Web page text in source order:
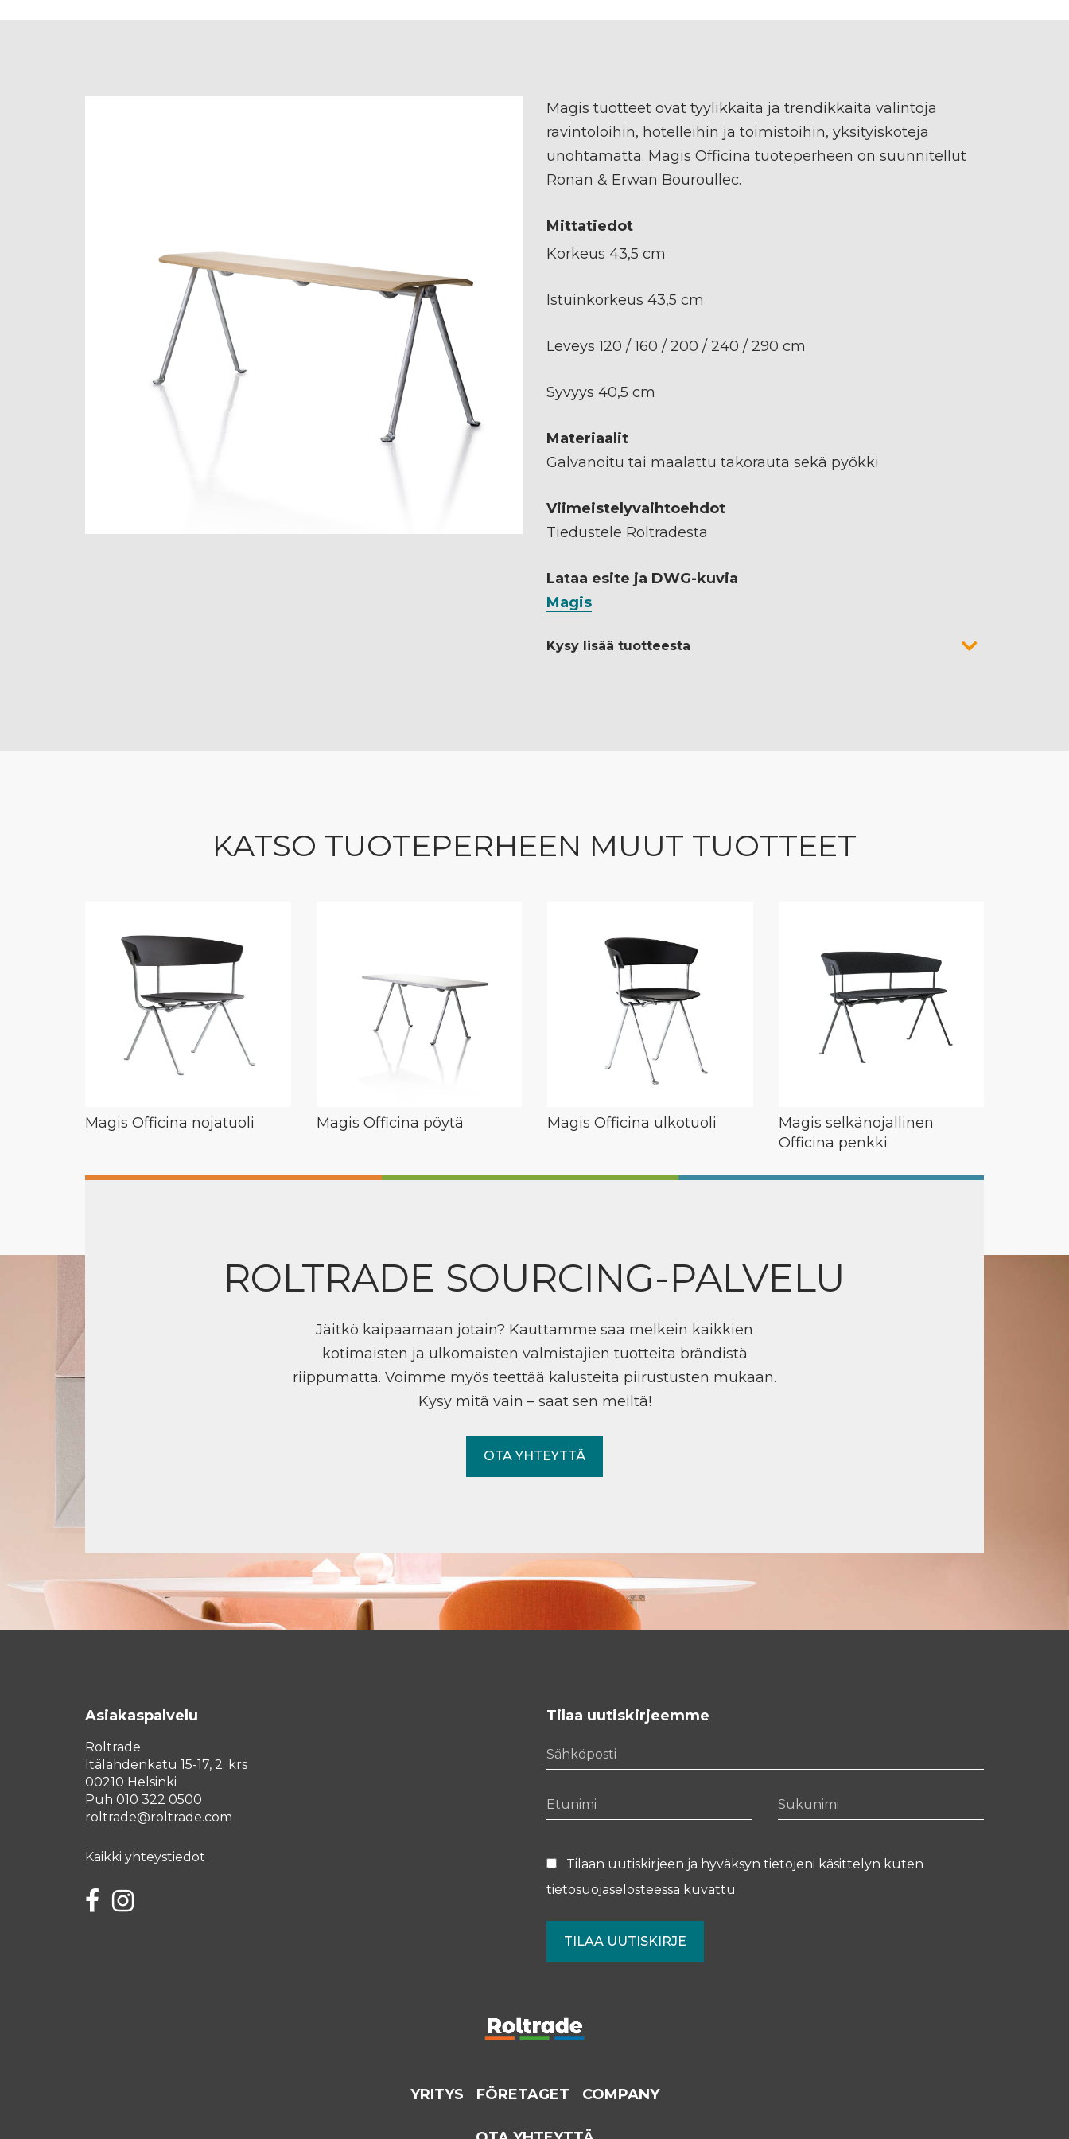
Magis tuotteet ovat tyylikkäitä ja trendikkäitä valintoja
ravintoloihin, hotelleihin ja toimistoihin, yksityiskoteja
unohtamatta. Magis Officina tuoteperheen on suunnitellut
Ronan & Erwan Bouroullec.
Mittatiedot
Korkeus 43,5 cm
Istuinkorkeus 43,5 cm
Leveys 120 / 160 / 200 / 240 / 290 cm
Syvyys 40,5 cm
Materiaalit
Galvanoitu tai maalattu takorauta sekä pyökki
Viimeistelyvaihtoehdot
Tiedustele Roltradesta
Lataa esite ja DWG-kuvia
Magis
Kysy lisää tuotteesta
KATSO TUOTEPERHEEN MUUT TUOTTEET
Magis Officina nojatuoli Magis Officina pöytä Magis Officina ulkotuoli
Magis selkänojallinen
Officina penkki
ROLTRADE SOURCING-PALVELU
Jäitkö kaipaamaan jotain? Kauttamme saa melkein kaikkien
kotimaisten ja ulkomaisten valmistajien tuotteita brändistä
riippumatta. Voimme myös teettää kalusteita piirustusten mukaan.
Kysy mitä vain – saat sen meiltä!
OTA YHTEYTTÄ
Asiakaspalvelu
Roltrade
Itälahdenkatu 15-17, 2. krs
00210 Helsinki
Puh 010 322 0500
roltrade@roltrade.com
Kaikki yhteystiedot
FacebookInstagram
Tilaa uutiskirjeemme
Tilaan uutiskirjeen ja hyväksyn tietojeni käsittelyn kuten
tietosuojaselosteessa kuvattu
YRITYS FÖRETAGET COMPANY